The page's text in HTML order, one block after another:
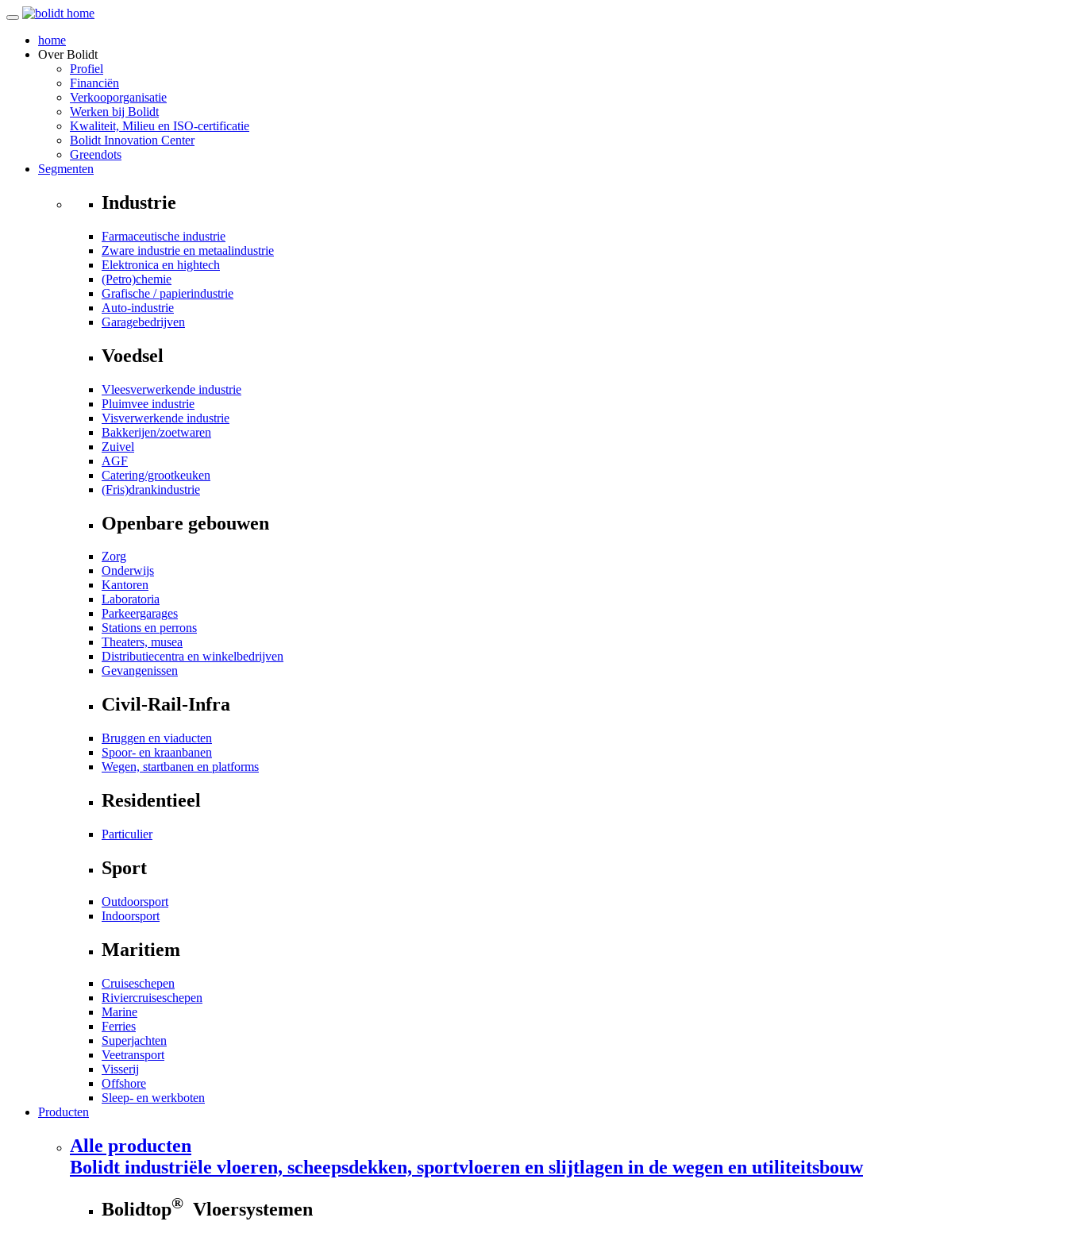
home
OverBolidt
Profiel
Financiën
Verkooporganisatie
Werken bij Bolidt
Kwaliteit, Milieu en ISO-certificatie
Bolidt Innovation Center
Greendots
Segmenten
Industrie
Farmaceutische industrie
Zware industrie en metaalindustrie
Elektronica en hightech
(Petro)chemie
Grafische / papierindustrie
Auto-industrie
Garagebedrijven
Voedsel
Vleesverwerkende industrie
Pluimvee industrie
Visverwerkende industrie
Bakkerijen/zoetwaren
Zuivel
AGF
Catering/grootkeuken
(Fris)drankindustrie
Openbare gebouwen
Zorg
Onderwijs
Kantoren
Laboratoria
Parkeergarages
Stations en perrons
Theaters, musea
Distributiecentra en winkelbedrijven
Gevangenissen
Civil-Rail-Infra
Bruggen en viaducten
Spoor- en kraanbanen
Wegen, startbanen en platforms
Residentieel
Particulier
Sport
Outdoorsport
Indoorsport
Maritiem
Cruiseschepen
Riviercruiseschepen
Marine
Ferries
Superjachten
Veetransport
Visserij
Offshore
Sleep- en werkboten
Producten
Alle producten
Bolidt industriële vloeren, scheepsdekken, sportvloeren en slijtlagen in de wegen en utiliteitsbouw
Bolidtop® Vloersystemen